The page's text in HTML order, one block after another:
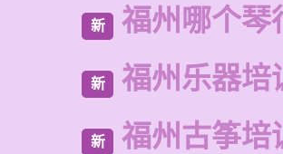
新 福州哪个琴
新 福州乐器培
新 福州古筝培